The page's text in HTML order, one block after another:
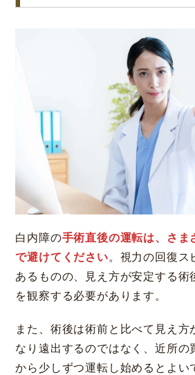
白内障の手術直後の運転は、さま
で避けてください。視力の回復ス
あるものの、見え方が安定する術
を観察する必要があります。
また、術後は術前と比べて見え方
なり遠出するのではなく、近所の
から少しずつ運転し始めるとよい